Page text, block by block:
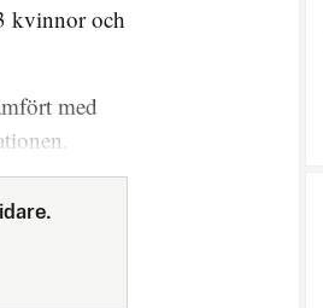
kvinnor och
med